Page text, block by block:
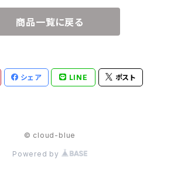
商品一覧に戻る
シェア LINE ポスト
© cloud-blue
Powered by